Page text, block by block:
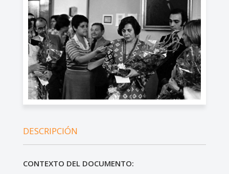
DESCRIPCIÓN
CONTEXTO DEL DOCUMENTO: